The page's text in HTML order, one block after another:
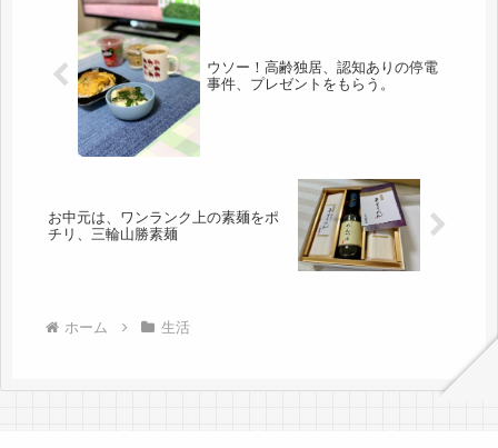
ウソー！高齢独居、認知ありの停電
事件、プレゼントをもらう。
お中元は、ワンランク上の素麺をポ
チリ、三輪山勝素麺
ホーム 生活